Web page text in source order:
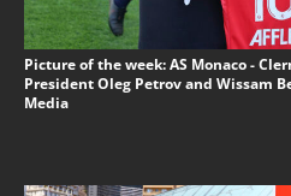
Picture of the week: AS Monaco -
President Oleg Petrov and Wissam
Media